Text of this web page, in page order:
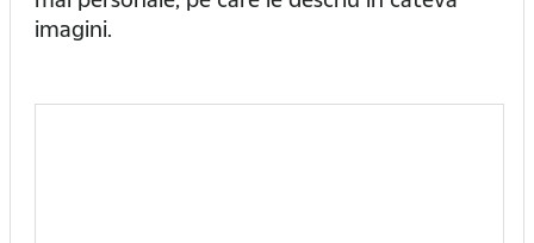
imagini.